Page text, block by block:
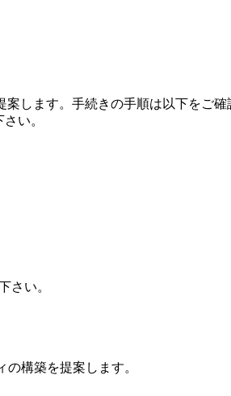
します。手続きの手順は以下をご確
い。
さい。
構築を提案します。